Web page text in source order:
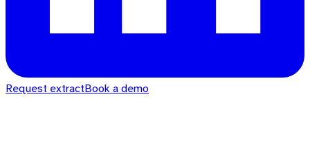
Request extractBook a demo